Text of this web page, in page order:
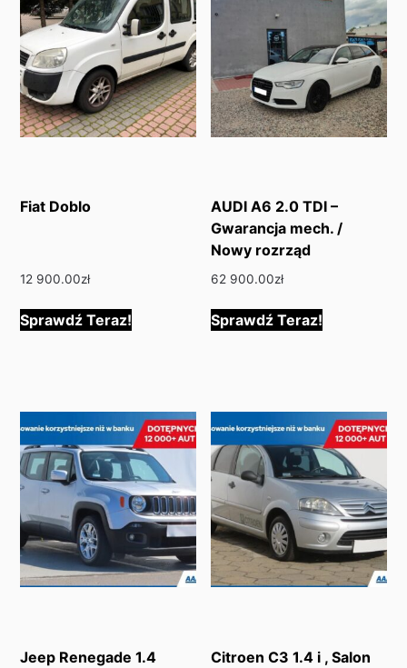
Fiat Doblo
12 900.00zł
Sprawdź Teraz!
AUDI A6 2.0 TDI –
Gwarancja mech. /
Nowy rozrząd
62 900.00zł
Sprawdź Teraz!
Jeep Renegade 1.4
Citroen C3 1.4 i , Salon